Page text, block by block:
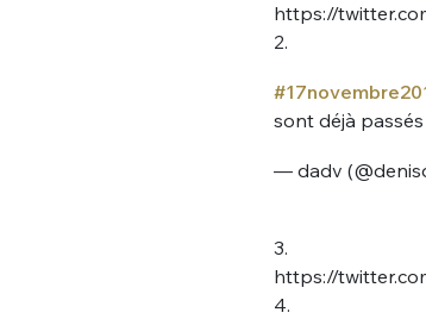
https://
2.
sont déjà
— dadv
3.
https://
4.